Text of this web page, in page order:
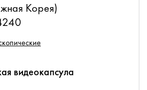
Корея)
видеокапсула